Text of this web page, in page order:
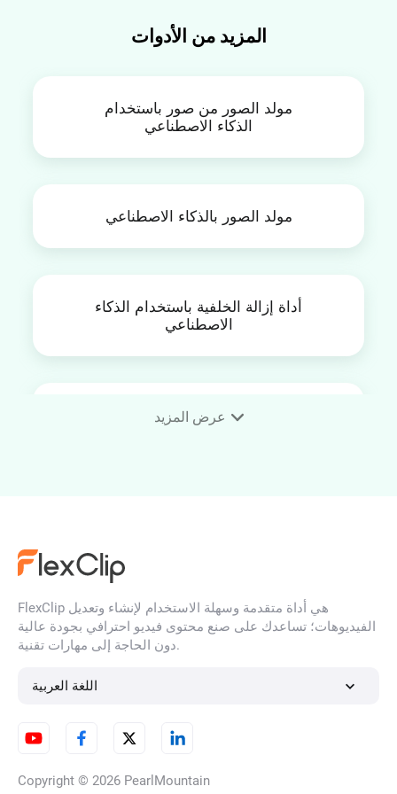
المزيد من الأدوات
مولد الصور من صور باستخدام
الذكاء الاصطناعي
مولد الصور بالذكاء الاصطناعي
أداة إزالة الخلفية باستخدام الذكاء
الاصطناعي
أداة تغيير الملابس بالذكاء
كلمات مفتاحية: تحويل من PDF إلى
فيديو بواسطة الذكاء الاصطناعي
عنوان المؤشر: قم بتحويل باوربوينت
عرض المزيد
FlexClip هي أداة متقدمة وسهلة الاستخدام لإنشاء وتعديل
الفيديوهات؛ تساعدك على صنع محتوى فيديو احترافي بجودة عالية
دون الحاجة إلى مهارات تقنية.
اللغة العربية
Copyright © 2026 PearlMountain